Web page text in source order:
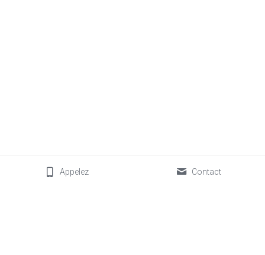
Appelez Contact